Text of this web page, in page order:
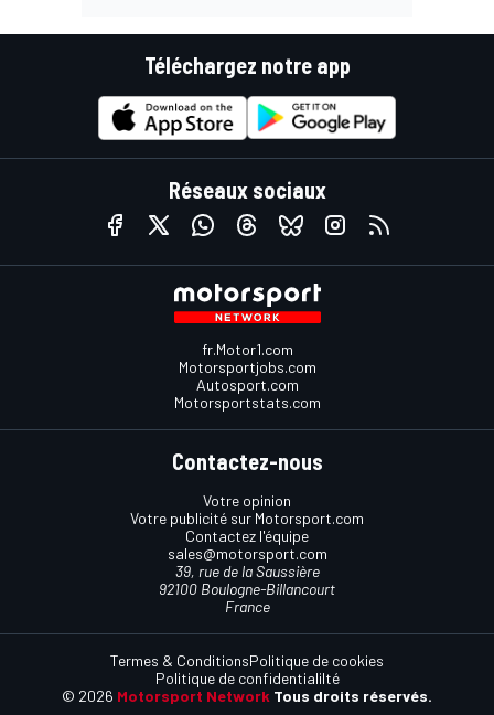
Téléchargez notre app
Réseaux sociaux
fr.Motor1.com
Motorsportjobs.com
Autosport.com
Motorsportstats.com
Contactez-nous
Votre opinion
Votre publicité sur Motorsport.com
Contactez l'équipe
sales@motorsport.com
39, rue de la Saussière
92100 Boulogne-Billancourt
France
© 2026 Motorsport Network Tous droits réservés.
Termes & ConditionsPolitique de cookies
Politique de confidentialilté